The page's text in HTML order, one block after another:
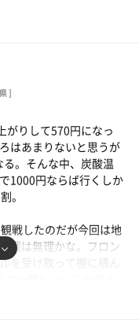
なったのか？
程度であると嬉しいか
なりそうな気がする。
滑り込んでサ飯。いつ
で梅好みサワー。つ
はアルコールを抜くた
ろうかな。
空いている平和湯は
。サ室温度は92℃。
れない熱さだよな。
激でちょうどいい。
と若旦那が入ってき
しい。外には行列が出
ワーを使ってくれるん
いる。見たことがある
ィロンダックで休
と思ったがサ室内か
やめておく。
目のアロマの香りがす
たいな香りがする。2
のかくれ湯へ。43℃超
10分くらい入るのが最
だと10分入るのはちょ
入ったらアディロンダ
くなる頃に肌寒くな
度計は93℃。20時過ぎ
ラガラ。久しぶりの
8分ほどで出てビック
障中だが片方だけでも
で15℃でも十分冷た
なってきたので外気浴
]
がりして570円になっ
はあまりないと思うが
。そんな中、炭酸温
1000円ならば行くしか
。
戦したのだが今回は地
戦は無理かな。フロン
を受け取って棚に積ん
え税込2530円だからち
ユー鶴サウナハットな